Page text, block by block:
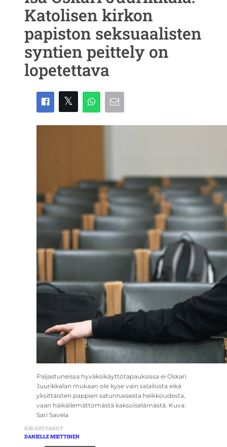
Katolisen kirkon
papiston seksuaalisten
syntien peittely on
lopetettava
Paljastuneissa hyväksikäyttötapauksissa ei Oskari
Juurikkalan mukaan ole kyse vain salailusta eikä
yksittäisten pappien satunnaisesta heikkoudesta,
vaan häikäilemättömästä kaksoiselämästä. Kuva:
Sari Savela
KIRJOITTANUT
DANIELLE MIETTINEN